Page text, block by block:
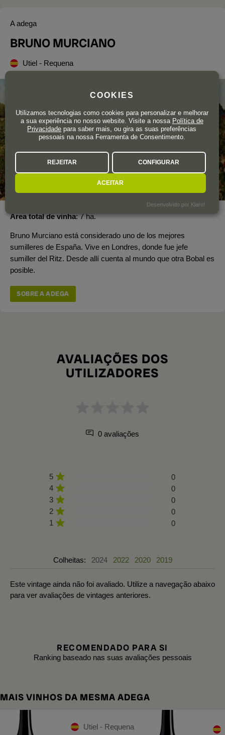
A adega
BRUNO MURCIANO
Utiel - Requena
Área total de vinha 7 ha.
Bruno Murciano está considerado uno de los mejores
sumilleres de España. Vive en Londres, donde fue jefe
sumiller del Ritz. Desde allí cuenta al mundo que otra Bobal es
posible.
SOBRE A ADEGA
AVALIAÇÕES DOS
UTILIZADORES
0 avaliações
5
0
4
0
3
0
2
0
1
0
Colheitas: 2024 2022 2020 2019
Este vintage ainda não foi avaliado. Utilize a navegação abaixo
para ver avaliações de vintages anteriores.
RECOMENDADO PARA SI
Ranking baseado nas suas avaliações pessoais
MAIS VINHOS DA MESMA ADEGA
Utiel - Requena
COOKIES
Utilizamos tecnologias como cookies para personalizar e melhorar
a sua experiência no nosso website. Visite a nossa Política de
Privacidade para saber mais, ou gira as suas preferências
pessoais na nossa Ferramenta de Consentimento.
REJEITAR CONFIGURAR
ACEITAR
Desenvolvido por Klaro!